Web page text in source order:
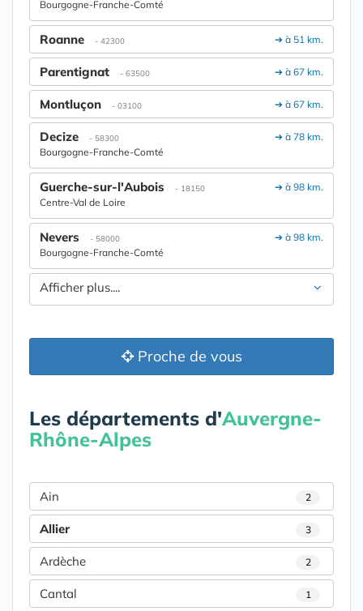
Bourgogne-Franche-Comté
➔ à 51 km.
Roanne - 42300
➔ à 67 km.
Parentignat - 63500
➔ à 67 km.
Montluçon - 03100
➔ à 78 km.
Decize - 58300
Bourgogne-Franche-Comté
➔ à 98 km.
Guerche-sur-l'Aubois - 18150
Centre-Val de Loire
➔ à 98 km.
Nevers - 58000
Bourgogne-Franche-Comté
Afficher plus....
Proche de vous
Les départements d'Auvergne-
Rhône-Alpes
Ain 2
Allier 3
Ardèche 2
Cantal 1